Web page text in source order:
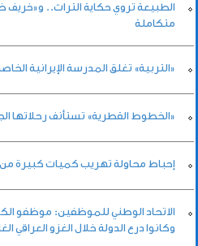
متكاملة
«التربية» تغلق المدرسة الإيرانية
«الخطوط القطرية» تستأنف رحلاتها
إحباط محاولة تهريب كميات كبيرة من
الاتحاد الوطني للموظفين: موظفو
وكانوا درع الدولة خلال الغزو العراقي